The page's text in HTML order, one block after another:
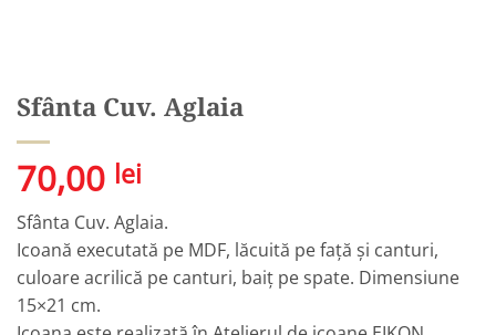
Sfânta Cuv. Aglaia
70,00 lei
Sfânta Cuv. Aglaia.
Icoană executată pe MDF, lăcuită pe față și canturi,
culoare acrilică pe canturi, baiț pe spate. Dimensiune
15×21 cm.